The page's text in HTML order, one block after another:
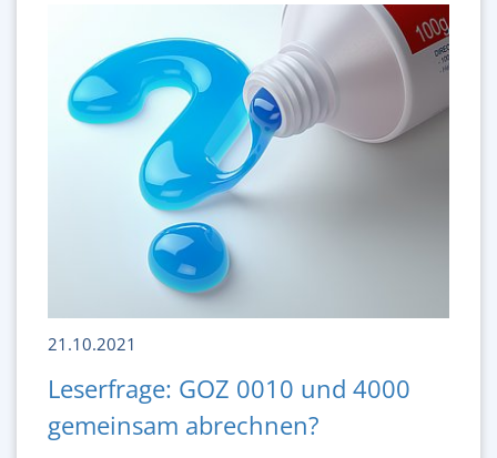
21.10.2021
Leserfrage: GOZ 0010 und 4000
gemeinsam abrechnen?